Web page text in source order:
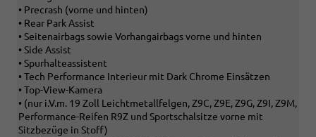
• Precrash (vorne und hinten)
• Rear Park Assist
• Seitenairbags sowie Vorhangairbags vorne und hinten
• Side Assist
• Spurhalteassistent
• Tech Performance Interieur mit Dark Chrome Einsätzen
• Top-View-Kamera
• (nur i.V.m. 19 Zoll Leichtmetallfelgen, Z9C, Z9E, Z9G, Z9I, Z9M,
Performance-Reifen R9Z und Sportschalsitze vorne mit
Sitzbezüge in Stoff)